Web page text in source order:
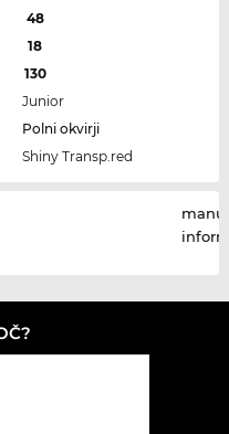
48
18
130
Junior
Polni okvirji
Shiny Transp.red